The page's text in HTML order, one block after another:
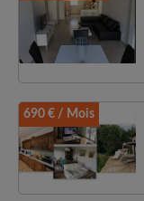
690 € / Mois